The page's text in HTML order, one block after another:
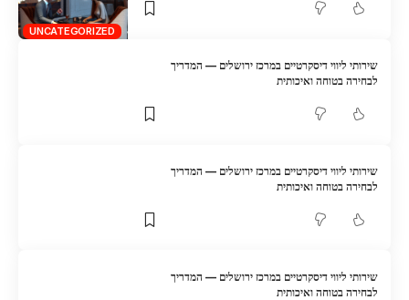
UNCATEGORIZED
שירותי ליווי דיסקרטיים במרכז ירושלים — המדריך
לבחירה בטוחה ואיכותית
שירותי ליווי דיסקרטיים במרכז ירושלים — המדריך
לבחירה בטוחה ואיכותית
שירותי ליווי דיסקרטיים במרכז ירושלים — המדריך
לבחירה בטוחה ואיכותית